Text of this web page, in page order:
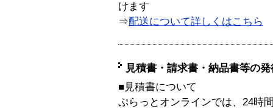
けます
⇒配送について詳しくはこちら
見積書・請求書・納品書等の
■見積書について
ぷらっとオンラインでは、24時